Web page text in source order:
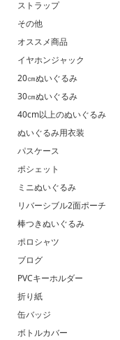
ストラップ
その他
オススメ商品
イヤホンジャック
20㎝ぬいぐるみ
30㎝ぬいぐるみ
40cm以上のぬいぐるみ
ぬいぐるみ用衣装
パスケース
ポシェット
ミニぬいぐるみ
リバーシブル2面ポーチ
棒つきぬいぐるみ
ポロシャツ
ブログ
PVCキーホルダー
折り紙
缶バッジ
ボトルカバー